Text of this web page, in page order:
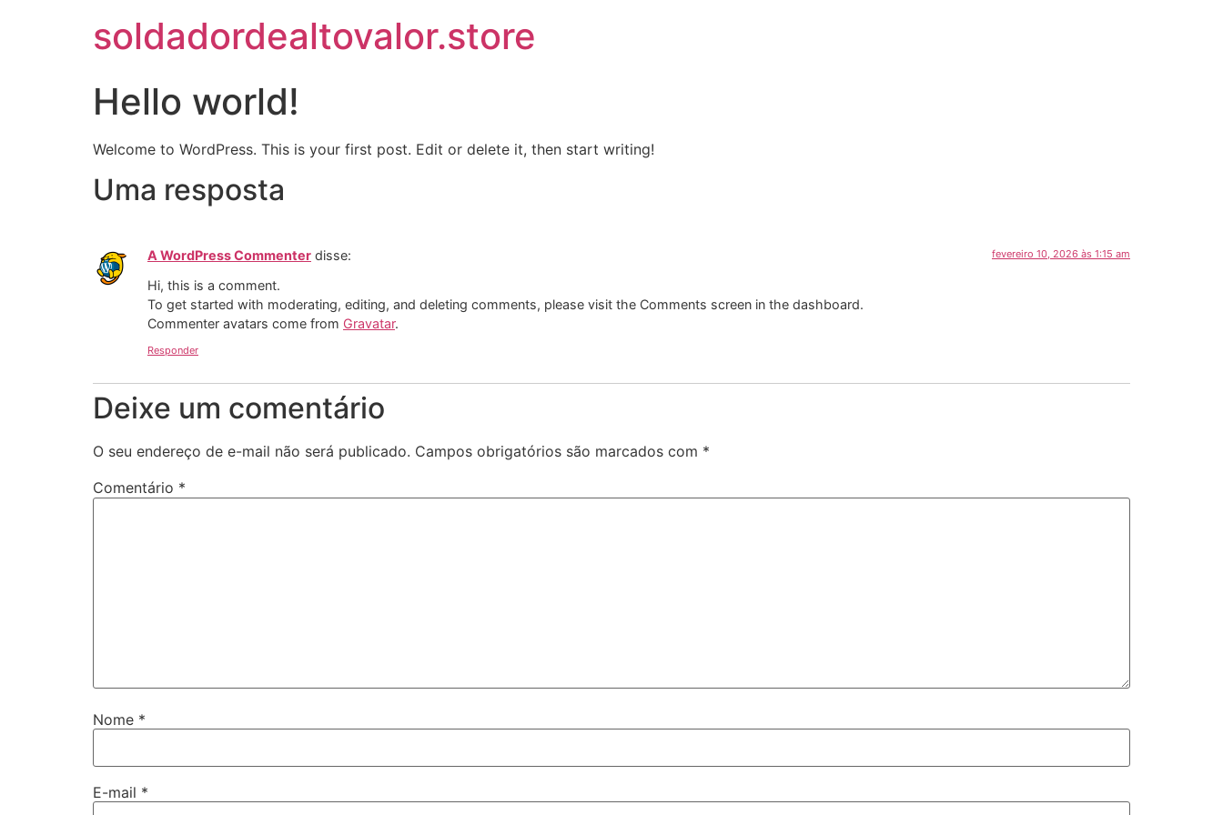
soldadordealtovalor.store
Hello world!
Welcome to WordPress. This is your first post. Edit or delete it, then start writing!
Uma resposta
A WordPress Commenter disse: fevereiro 10, 2026 às 1:15 am
Hi, this is a comment.
To get started with moderating, editing, and deleting comments, please visit the Comments screen in the dashboard.
Commenter avatars come from Gravatar.
Responder
Deixe um comentário
O seu endereço de e-mail não será publicado. Campos obrigatórios são marcados com *
Comentário *
Nome *
E-mail *